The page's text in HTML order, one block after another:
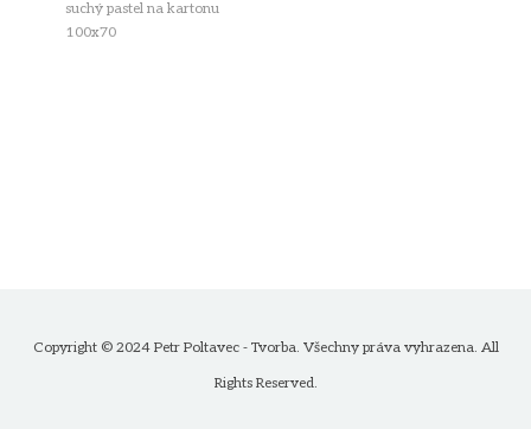
suchý pastel na kartonu
100x70
Copyright © 2024 Petr Poltavec - Tvorba. Všechny práva vyhrazena. All
Rights Reserved.